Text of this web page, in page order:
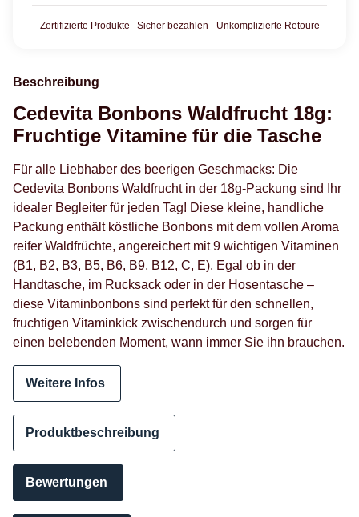
Zertifizierte Produkte Sicher bezahlen Unkomplizierte Retoure
Beschreibung
Cedevita Bonbons Waldfrucht 18g:
Fruchtige Vitamine für die Tasche
Für alle Liebhaber des beerigen Geschmacks: Die
Cedevita Bonbons Waldfrucht in der 18g-Packung sind Ihr
idealer Begleiter für jeden Tag! Diese kleine, handliche
Packung enthält köstliche Bonbons mit dem vollen Aroma
reifer Waldfrüchte, angereichert mit 9 wichtigen Vitaminen
(B1, B2, B3, B5, B6, B9, B12, C, E). Egal ob in der
Handtasche, im Rucksack oder in der Hosentasche –
diese Vitaminbonbons sind perfekt für den schnellen,
fruchtigen Vitaminkick zwischendurch und sorgen für
einen belebenden Moment, wann immer Sie ihn brauchen.
Weitere Infos
Produktbeschreibung
Bewertungen